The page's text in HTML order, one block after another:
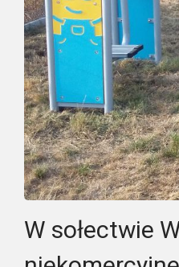
W sołectwie